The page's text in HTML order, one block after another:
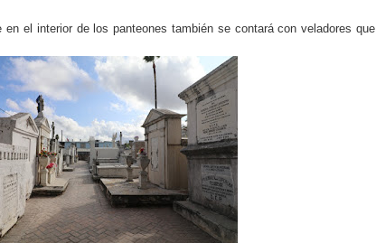
el interior de los panteones también se contará con veladores que